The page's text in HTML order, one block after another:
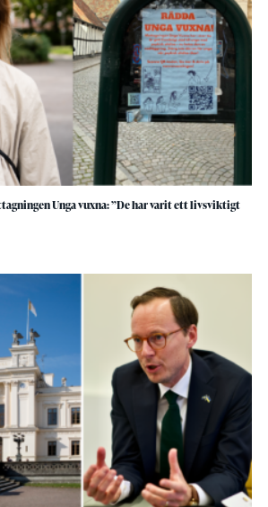
Unga vuxna: ”De har varit ett livsviktigt